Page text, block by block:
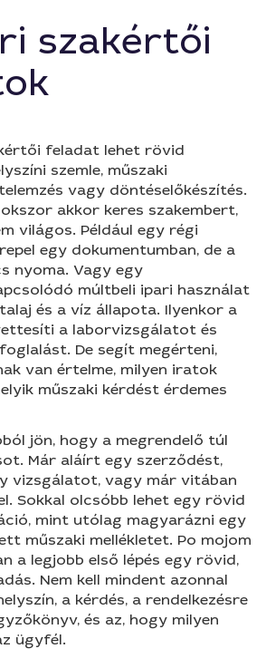
szakértői
feladat lehet rövid
szemle, műszaki
vagy döntéselőkészítés.
akkor keres szakembert,
világos. Például egy régi
egy dokumentumban, de a
nyoma. Vagy egy
múltbeli ipari használat
és a víz állapota. Ilyenkor a
a laborvizsgálatot és
De segít megérteni,
van értelme, milyen iratok
műszaki kérdést érdemes
jön, hogy a megrendelő túl
Már aláírt egy szerződést,
vizsgálatot, vagy már vitában
Sokkal olcsóbb lehet egy rövid
mint utólag magyarázni egy
műszaki mellékletet. Po mojom
a legjobb első lépés egy rövid,
Nem kell mindent azonnal
a kérdés, a rendelkezésre
és az, hogy milyen
ügyfél.